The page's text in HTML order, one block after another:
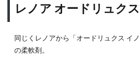
レノア オードリュク
同じくレノアから「オードリュクス イ
の柔軟剤。